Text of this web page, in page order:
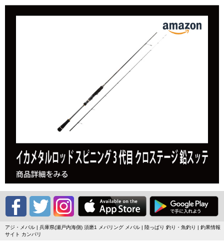
アジ・メバル | 兵庫県(瀬戸内海側) 須磨1 メバリング メバル | 陸っぱり 釣り・魚釣り | 釣果情報
サイト カンパリ